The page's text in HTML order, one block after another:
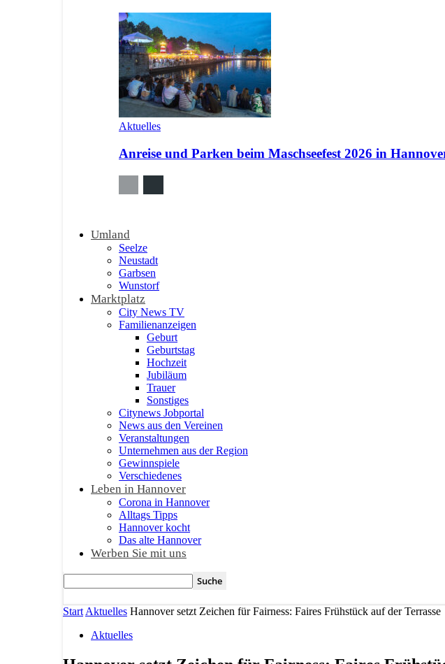
Aktuelles
Anreise und Parken beim Maschseefest 2026 in
Umland
Seelze
Neustadt
Garbsen
Wunstorf
Marktplatz
City News TV
Familienanzeigen
Geburt
Geburtstag
Hochzeit
Jubiläum
Trauer
Sonstiges
Citynews Jobportal
News aus den Vereinen
Veranstaltungen
Unternehmen aus der Region
Gewinnspiele
Verschiedenes
Leben in Hannover
Corona in Hannover
Alltags Tipps
Hannover kocht
Das alte Hannover
Werben Sie mit uns
Start Aktuelles Hannover setzt Zeichen für Fairness: Faires Frühstück auf der Terrasse
Aktuelles